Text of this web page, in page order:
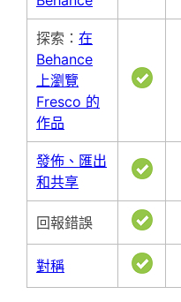
探索： 在
Behance
上瀏覽
Fresco 的
作品
發佈、匯出
和共享
回報錯誤
對稱